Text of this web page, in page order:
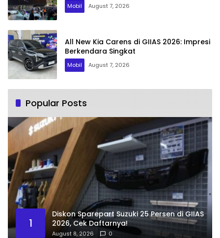
Mobil August 7, 2026
All New Kia Carens di GIIAS 2026: Impresi
Berkendara Singkat
Mobil August 7, 2026
Popular Posts
1
Diskon Sparepart Suzuki 25 Persen di GIIAS
2026, Cek Daftarnya!
August 8, 2026 0